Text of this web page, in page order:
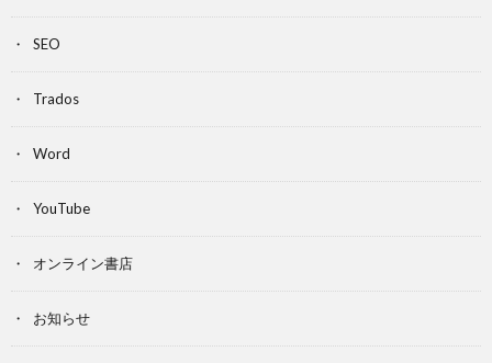
SEO
Trados
Word
YouTube
オンライン書店
お知らせ